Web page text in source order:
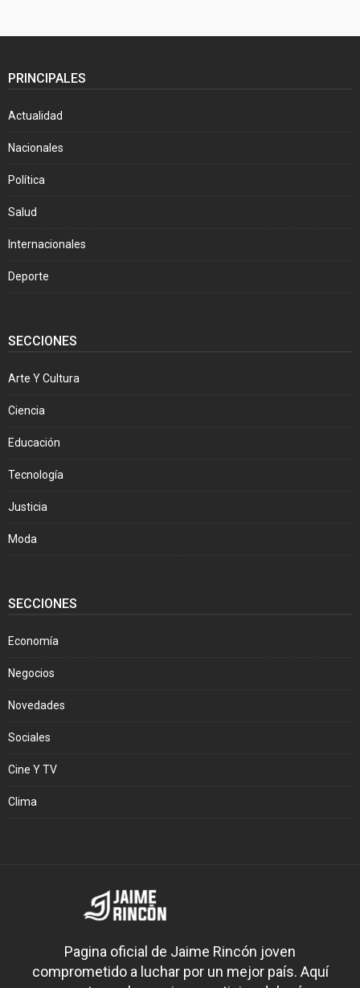
PRINCIPALES
Actualidad
Nacionales
Política
Salud
Internacionales
Deporte
SECCIONES
Arte Y Cultura
Ciencia
Educación
Tecnología
Justicia
Moda
SECCIONES
Economía
Negocios
Novedades
Sociales
Cine Y TV
Clima
Pagina oficial de Jaime Rincón joven
comprometido a luchar por un mejor país. Aquí